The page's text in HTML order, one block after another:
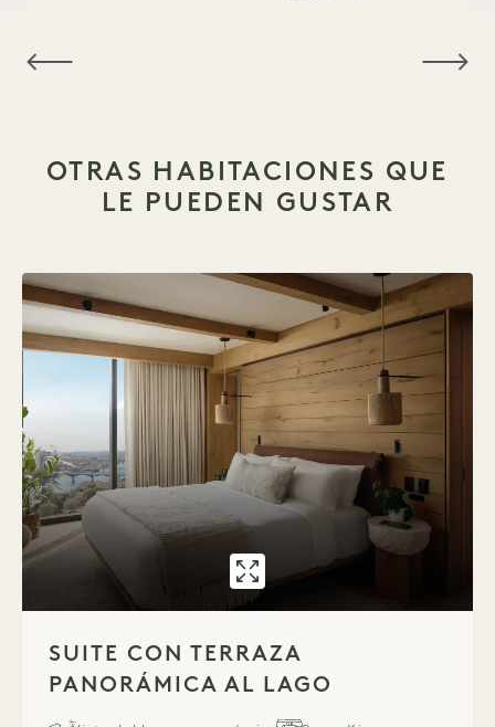
OTRAS HABITACIONES QUE
LE PUEDEN GUSTAR
GALERÍA 7594
SUITE CON TERRAZA
PANORÁMICA AL LAGO